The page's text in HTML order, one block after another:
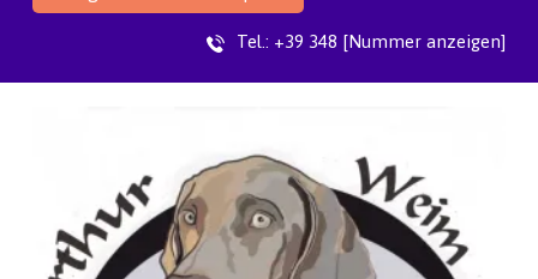
Tel.: +39 348 [Nummer anzeigen]